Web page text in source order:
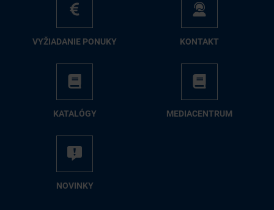
VY­ŽIA­DA­NIE PO­NU­KY KON­TAKT
KA­TA­LÓ­GY ME­DIA­CEN­TRUM
NO­VIN­KY